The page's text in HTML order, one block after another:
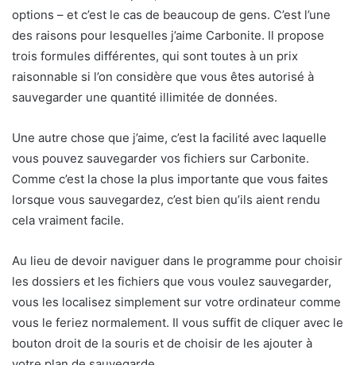
options – et c’est le cas de beaucoup de gens. C’est l’une
des raisons pour lesquelles j’aime Carbonite. Il propose
trois formules différentes, qui sont toutes à un prix
raisonnable si l’on considère que vous êtes autorisé à
sauvegarder une quantité illimitée de données.
Une autre chose que j’aime, c’est la facilité avec laquelle
vous pouvez sauvegarder vos fichiers sur Carbonite.
Comme c’est la chose la plus importante que vous faites
lorsque vous sauvegardez, c’est bien qu’ils aient rendu
cela vraiment facile.
Au lieu de devoir naviguer dans le programme pour choisir
les dossiers et les fichiers que vous voulez sauvegarder,
vous les localisez simplement sur votre ordinateur comme
vous le feriez normalement. Il vous suffit de cliquer avec le
bouton droit de la souris et de choisir de les ajouter à